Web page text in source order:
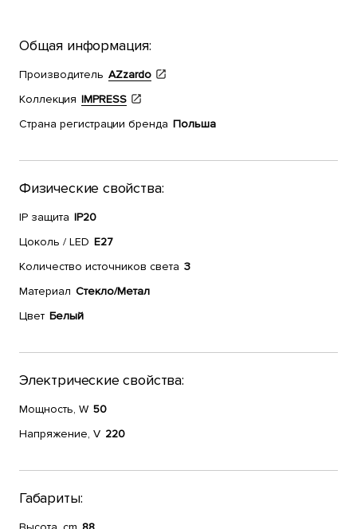
Общая информация:
Производитель AZzardo
Коллекция IMPRESS
Страна регистрации бренда Польша
Физические свойства:
IP защита IP20
Цоколь / LED E27
Количество источников света 3
Материал Стекло/Метал
Цвет Белый
Электрические свойства:
Мощность, W 50
Напряжение, V 220
Габариты: